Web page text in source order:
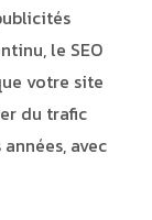
le SEO
votre site
du trafic
avec